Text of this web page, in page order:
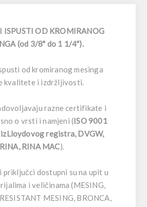
ISPUSTI OD KROMIRANOG
(od 3/8" do 1 1/4").
od kromiranog mesinga
kvalitete i izdržljivosti.
razne certifikate i
o vrsti i namjeni (ISO 9001
registra, DVGW,
RINA, RINA MAC).
priključci dostupni su na upit u
i veličinama (MESING,
MESING, BRONCA,